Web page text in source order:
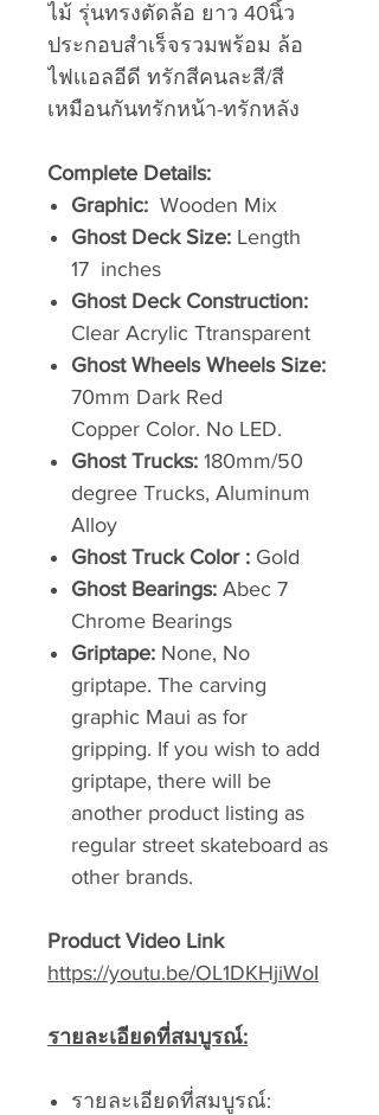
ไม้ รุ่นทรงตัดล้อ ยาว 40นิ้ว
ประกอบสำเร็จรวมพร้อม ล้อ
ไฟเเอลอีดี ทรักสีคนละสี/สี
เหมือนกันทรักหน้า-ทรักหลัง
Complete Details:
Graphic: Wooden Mix
Ghost Deck Size: Length
17 inches
Ghost Deck Construction:
Clear Acrylic Ttransparent
Ghost Wheels Wheels Size:
70mm Dark Red
Copper Color. No LED.
Ghost Trucks: 180mm/50
degree Trucks, Aluminum
Alloy
Ghost Truck Color : Gold
Ghost Bearings: Abec 7
Chrome Bearings
Griptape: None, No
griptape. The carving
graphic Maui as for
gripping. If you wish to add
griptape, there will be
another product listing as
regular street skateboard as
other brands.
Product Video Link
https://youtu.be/OL1DKHjiWoI
รายละเอียดที่สมบูรณ์:
รายละเอียดที่สมบูรณ์: